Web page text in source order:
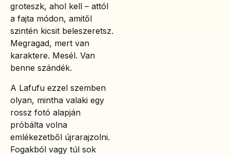
groteszk, ahol kell – attól
a fajta módon, amitől
szintén kicsit beleszeretsz.
Megragad, mert van
karaktere. Mesél. Van
benne szándék.
A Lafufu ezzel szemben
olyan, mintha valaki egy
rossz fotó alapján
próbálta volna
emlékezetből újrarajzolni.
Fogakból vagy túl sok